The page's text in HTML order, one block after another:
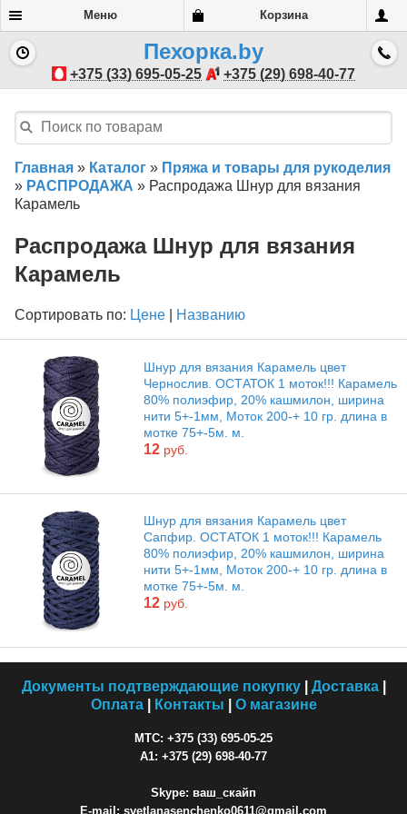
Меню Корзина
Пехорка.by
+375 (33) 695-05-25 +375 (29) 698-40-77
Главная » Каталог » Пряжа и товары для рукоделия
» РАСПРОДАЖА » Распродажа Шнур для вязания
Карамель
Распродажа Шнур для вязания
Карамель
Сортировать по: Цене Названию
Шнур для вязания Карамель цвет
Чернослив. ОСТАТОК 1 моток!!! Карамель
80% полиэфир, 20% кашмилон, ширина
нити 5+-1мм, Моток 200-+ 10 гр. длина в
мотке 75+-5м. м.
12 руб.
Шнур для вязания Карамель цвет
Сапфир. ОСТАТОК 1 моток!!! Карамель
80% полиэфир, 20% кашмилон, ширина
нити 5+-1мм, Моток 200-+ 10 гр. длина в
мотке 75+-5м. м.
12 руб.
Документы подтверждающие покупку| Доставка|
Оплата| Контакты О магазине
МТС: +375 (33) 695-05-25
A1: +375 (29) 698-40-77
Skype: ваш_скайп
E-mail: svetlanasenchenko0611@gmail.com